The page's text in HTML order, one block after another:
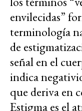
envilecidas”
terminología
de
señal en el
indica
que deriva en
Estigma es el